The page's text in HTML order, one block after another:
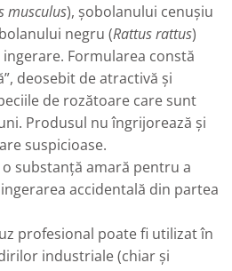
musculus), șobolanului cenușiu
negru (Rattus rattus)
Formularea constă
deosebit de atractivă și
de rozătoare care sunt
Produsul nu îngrijorează și
suspicioase.
substanță amară pentru a
accidentală din partea
profesional poate fi utilizat în
industriale (chiar și